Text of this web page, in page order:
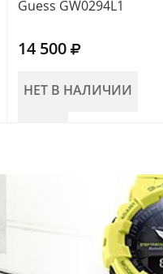
Guess GW0294L1
14 500
НЕТ В НАЛИЧИИ